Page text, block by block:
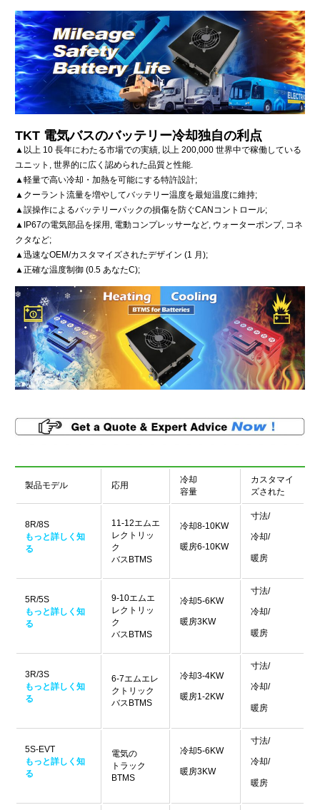
TKT 電気バスのバッテリー冷却独自の利点
▲以上 10 長年にわたる市場での実績, 以上 200,000 世界中で稼働している
ユニット, 世界的に広く認められた品質と性能.
▲軽量で高い冷却・加熱を可能にする特許設計;
▲クーラント流量を増やしてバッテリー温度を最短温度に維持;
▲誤操作によるバッテリーパックの損傷を防ぐCANコントロール;
▲IP67の電気部品を採用, 電動コンプレッサーなど, ウォーターポンプ, コネ
クタなど;
▲迅速なOEM/カスタマイズされたデザイン (1 月);
▲正確な温度制御 (0.5 あなたC);
製品モデル 応用
冷却
容量
カスタマイ
ズされた
8R/8S
もっと詳しく知
る
11-12エムエ
レクトリッ
ク
バスBTMS
冷却8-10KW
暖房6-10KW
寸法/
冷却/
暖房
5R/5S
もっと詳しく知
る
9-10エムエ
レクトリッ
ク
バスBTMS
冷却5-6KW
暖房3KW
寸法/
冷却/
暖房
3R/3S
もっと詳しく知
る
6-7エムエレ
クトリック
バスBTMS
冷却3-4KW
暖房1-2KW
寸法/
冷却/
暖房
5S-EVT
もっと詳しく知
る
電気の
トラック
BTMS
冷却5-6KW
暖房3KW
寸法/
冷却/
暖房